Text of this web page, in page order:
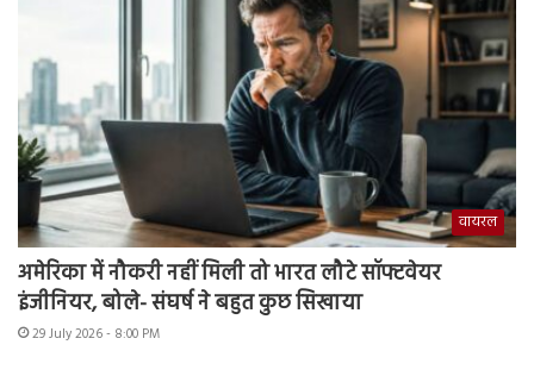
वायरल
अमेरिका में नौकरी नहीं मिली तो भारत लौटे सॉफ्टवेयर
इंजीनियर, बोले- संघर्ष ने बहुत कुछ सिखाया
29 July 2026 - 8:00 PM